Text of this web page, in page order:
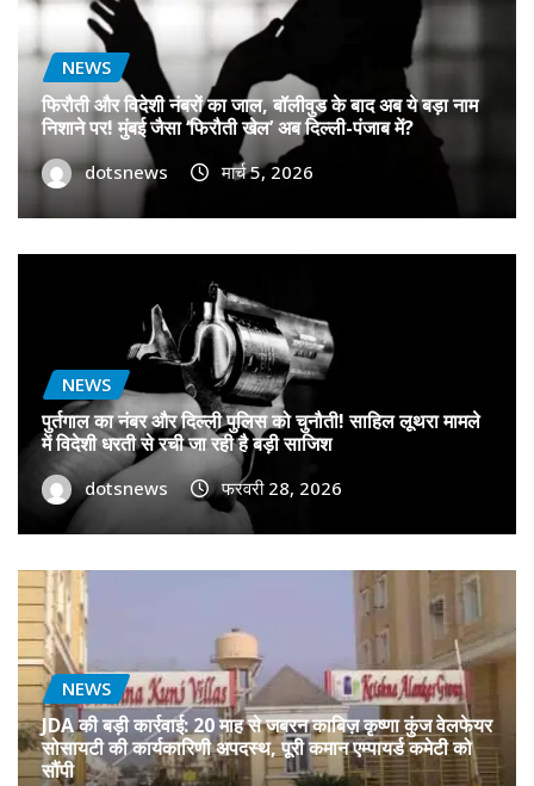
NEWS
फिरौती और विदेशी नंबरों का जाल, बॉलीवुड के बाद अब ये बड़ा नाम
निशाने पर! मुंबई जैसा ‘फिरौती खेल’ अब दिल्ली-पंजाब में?
dotsnews मार्च 5, 2026
NEWS
पुर्तगाल का नंबर और दिल्ली पुलिस को चुनौती! साहिल लूथरा मामले
में विदेशी धरती से रची जा रही है बड़ी साजिश
dotsnews फरवरी 28, 2026
NEWS
JDA की बड़ी कार्रवाई: 20 माह से जबरन काबिज़ कृष्णा कुंज वेलफेयर
सोसायटी की कार्यकारिणी अपदस्थ, पूरी कमान एम्पायर्ड कमेटी को
सौंपी